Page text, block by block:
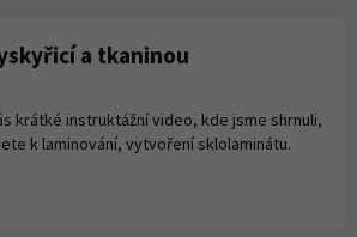
a tkaninou
krátké instruktážní video, kde jsme shrnuli,
k laminování, vytvoření sklolaminátu.